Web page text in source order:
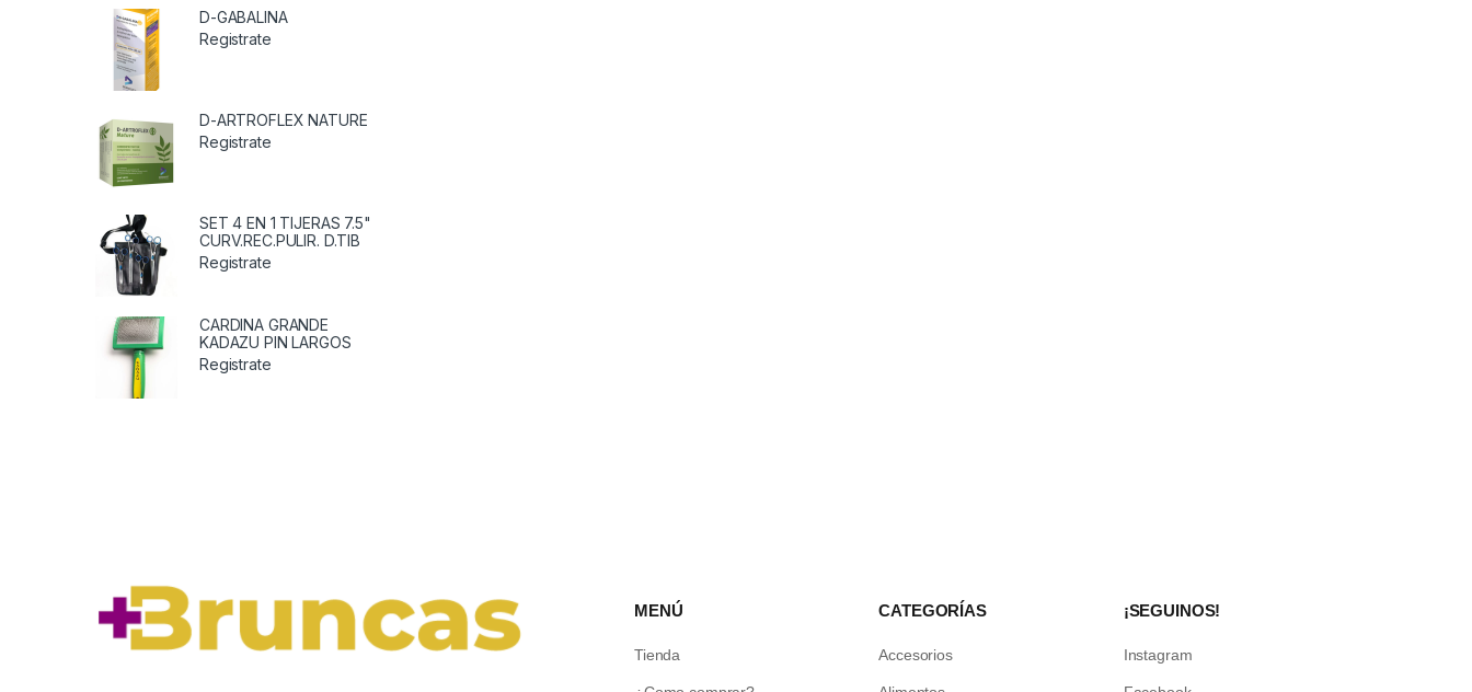
D-GABALINA
Registrate
D-ARTROFLEX NATURE
Registrate
SET 4 EN 1 TIJERAS 7.5"
CURV.REC.PULIR. D.TIB
Registrate
CARDINA GRANDE
KADAZU PIN LARGOS
Registrate
MENÚ
Tienda
CATEGORÍAS
Accesorios
¡SEGUINOS!
Instagram